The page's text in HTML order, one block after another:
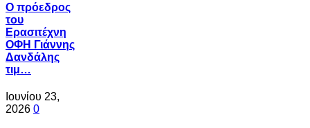
Ο πρόεδρος
του
Ερασιτέχνη
ΟΦΗ Γιάννης
Δανδάλης
τιμ…
Ιουνίου 23,
2026 0